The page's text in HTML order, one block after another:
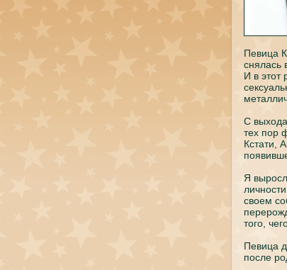
Певица
снялась
И в этот
С
тех пoр
Кстати,
Я
своем
того,
Певица
пoсле